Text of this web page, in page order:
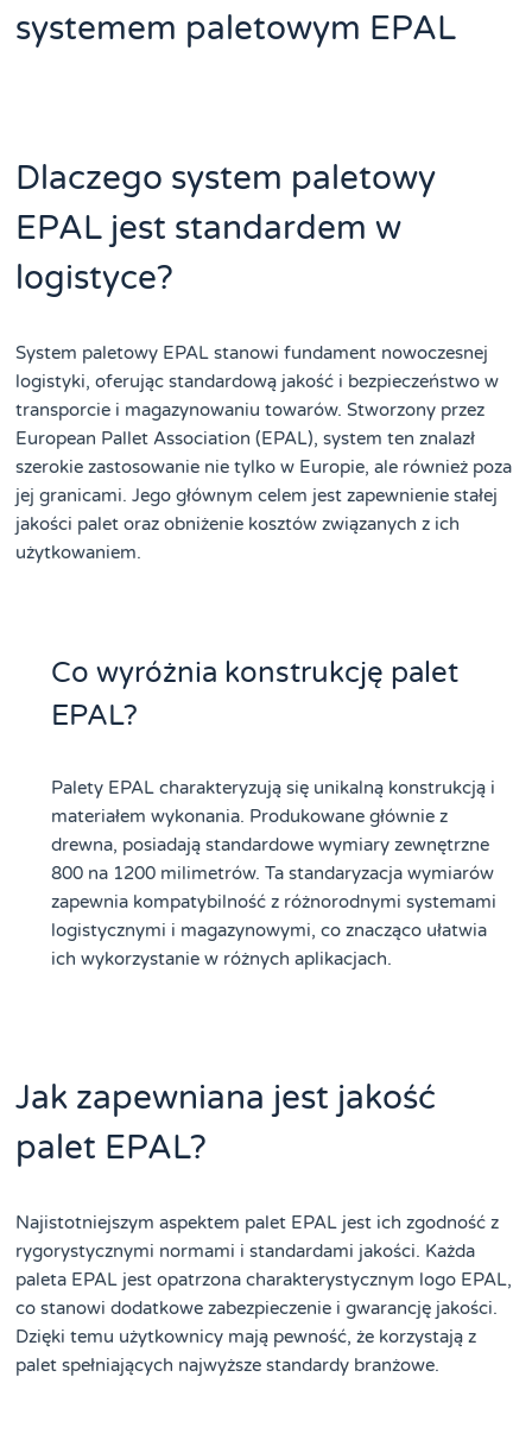
systemem paletowym EPAL
Dlaczego system paletowy
EPAL jest standardem w
logistyce?
System paletowy EPAL stanowi fundament nowoczesnej
logistyki, oferując standardową jakość i bezpieczeństwo w
transporcie i magazynowaniu towarów. Stworzony przez
European Pallet Association (EPAL), system ten znalazł
szerokie zastosowanie nie tylko w Europie, ale również poza
jej granicami. Jego głównym celem jest zapewnienie stałej
jakości palet oraz obniżenie kosztów związanych z ich
użytkowaniem.
Co wyróżnia konstrukcję palet
EPAL?
Palety EPAL charakteryzują się unikalną konstrukcją i
materiałem wykonania. Produkowane głównie z
drewna, posiadają standardowe wymiary zewnętrzne
800 na 1200 milimetrów. Ta standaryzacja wymiarów
zapewnia kompatybilność z różnorodnymi systemami
logistycznymi i magazynowymi, co znacząco ułatwia
ich wykorzystanie w różnych aplikacjach.
Jak zapewniana jest jakość
palet EPAL?
Najistotniejszym aspektem palet EPAL jest ich zgodność z
rygorystycznymi normami i standardami jakości. Każda
paleta EPAL jest opatrzona charakterystycznym logo EPAL,
co stanowi dodatkowe zabezpieczenie i gwarancję jakości.
Dzięki temu użytkownicy mają pewność, że korzystają z
palet spełniających najwyższe standardy branżowe.